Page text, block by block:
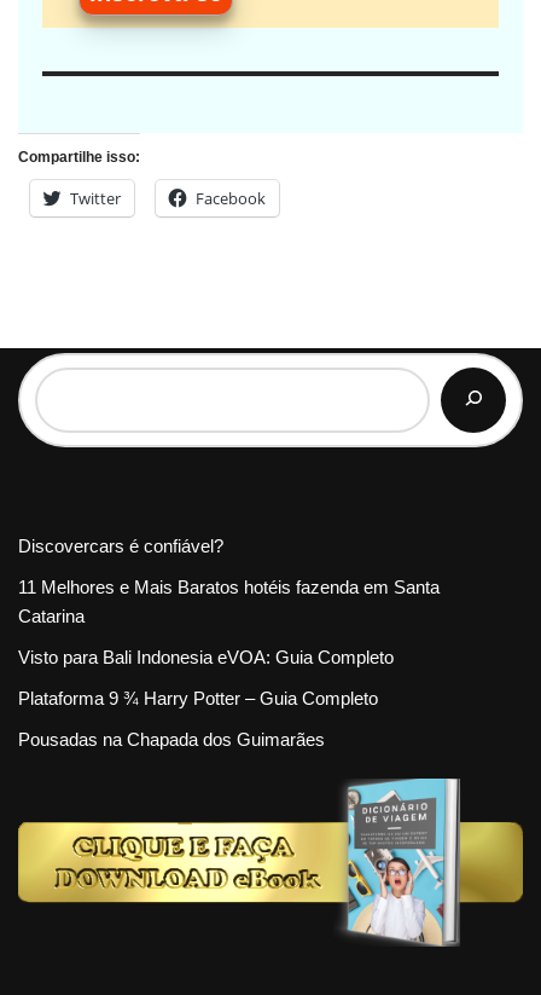
Compartilhe isso:
Twitter Facebook
Discovercars é confiável?
11 Melhores e Mais Baratos hotéis fazenda em Santa
Catarina
Visto para Bali Indonesia eVOA: Guia Completo
Plataforma 9 ¾ Harry Potter – Guia Completo
Pousadas na Chapada dos Guimarães